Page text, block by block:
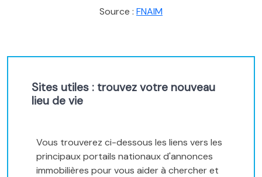
Source : FNAIM
Sites utiles : trouvez votre nouveau
lieu de vie
Vous trouverez ci-dessous les liens vers les
principaux portails nationaux d'annonces
immobilières pour vous aider à chercher et